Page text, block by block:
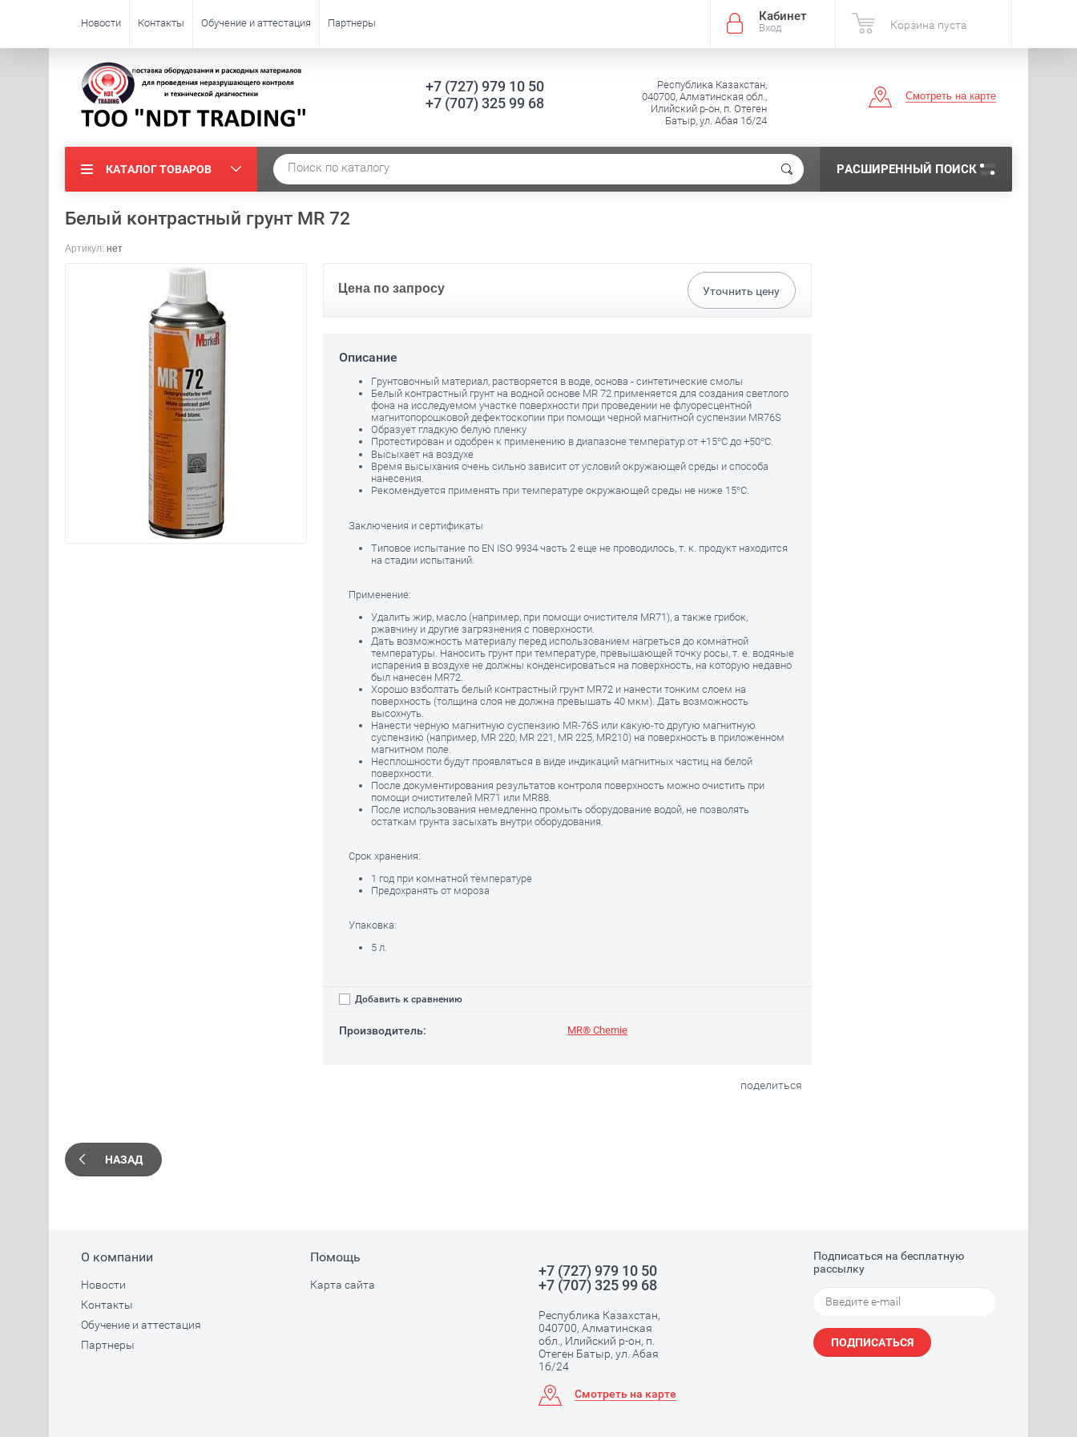
Кабинет
Вход Корзина пуста
Новости Контакты Обучение и аттестация Партнеры
+7 (727) 979 10 50
+7 (707) 325 99 68
Республика Казахстан,
040700, Алматинская обл.,
Илийский р-он, п. Отеген
Батыр, ул. Абая 1б/24
Смотреть на карте
КАТАЛОГ ТОВАРОВ РАСШИРЕННЫЙ ПОИСК
Белый контрастный грунт MR 72
Артикул: нет
Цена по запросу Уточнить цену
Описание
Грунтовочный материал, растворяется в воде, основа - синтетические смолы
Белый контрастный грунт на водной основе MR 72 применяется для создания светлого
фона на исследуемом участке поверхности при проведении не флуоресцентной
магнитопорошковой дефектоскопии при помощи черной магнитной суспензии MR76S
Образует гладкую белую пленку
Протестирован и одобрен к применению в диапазоне температур от +15°С до +50°С.
Высыхает на воздухе
Время высыхания очень сильно зависит от условий окружающей среды и способа
нанесения.
Рекомендуется применять при температуре окружающей среды не ниже 15°С.
Заключения и сертификаты
Типовое испытание по EN ISO 9934 часть 2 еще не проводилось, т. к. продукт находится
на стадии испытаний.
Применение:
Удалить жир, масло (например, при помощи очистителя MR71), а также грибок,
ржавчину и другие загрязнения с поверхности.
Дать возможность материалу перед использованием нагреться до комнатной
температуры. Наносить грунт при температуре, превышающей точку росы, т. е. водяные
испарения в воздухе не должны конденсироваться на поверхность, на которую недавно
был нанесен MR72.
Хорошо взболтать белый контрастный грунт MR72 и нанести тонким слоем на
поверхность (толщина слоя не должна превышать 40 мкм). Дать возможность
высохнуть.
Нанести черную магнитную суспензию MR-76S или какую-то другую магнитную
суспензию (например, MR 220, MR 221, MR 225, MR210) на поверхность в приложенном
магнитном поле.
Несплошности будут проявляться в виде индикаций магнитных частиц на белой
поверхности.
После документирования результатов контроля поверхность можно очистить при
помощи очистителей MR71 или MR88.
После использования немедленно промыть оборудование водой, не позволять
остаткам грунта засыхать внутри оборудования.
Срок хранения:
1 год при комнатной температуре
Предохранять от мороза
Упаковка:
5 л.
Добавить к сравнению
Производитель: MR® Chemie
поделиться
НАЗАД
О компании
Новости
Контакты
Обучение и аттестация
Партнеры
Помощь
Карта сайта
+7 (727) 979 10 50
+7 (707) 325 99 68
Республика Казахстан,
040700, Алматинская
обл., Илийский р-он, п.
Отеген Батыр, ул. Абая
1б/24
Смотреть на карте
Подписаться на бесплатную
рассылку
ПОДПИСАТЬСЯ